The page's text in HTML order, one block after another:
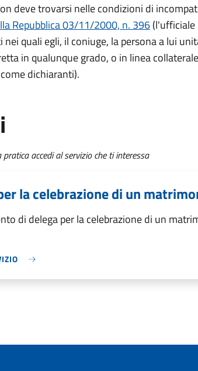
deve trovarsi nelle condizioni di
Repubblica 03/11/2000, n. 396
nei quali egli, il coniuge, la persona a lui
in qualunque grado, o in linea
dichiaranti).
accedi al servizio che ti interessa
la celebrazione di un
di delega per la celebrazione di un